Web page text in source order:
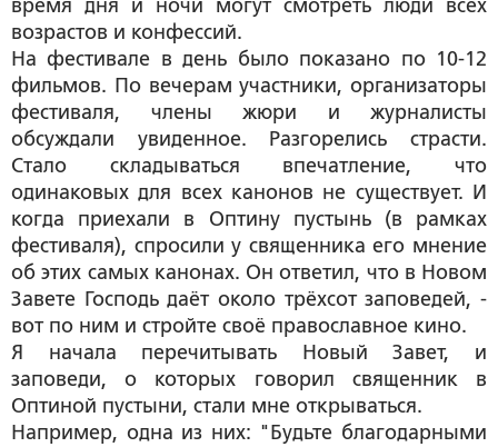
время дня и ночи могут смотреть люди всех
возрастов и конфессий.
На фестивале в день было показано по 10-12
фильмов. По вечерам участники, организаторы
фестиваля, члены жюри и журналисты
обсуждали увиденное. Разгорелись страсти.
Стало складываться впечатление, что
одинаковых для всех канонов не существует. И
когда приехали в Оптину пустынь (в рамках
фестиваля), спросили у священника его мнение
об этих самых канонах. Он ответил, что в Новом
Завете Господь даёт около трёхсот заповедей, -
вот по ним и стройте своё православное кино.
Я начала перечитывать Новый Завет, и
заповеди, о которых говорил священник в
Оптиной пустыни, стали мне открываться.
Например, одна из них: "Будьте благодарными